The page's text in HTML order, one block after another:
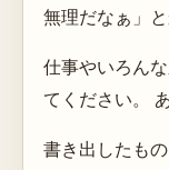
無理だなぁ」
仕事やいろん
てください。
書き出したも